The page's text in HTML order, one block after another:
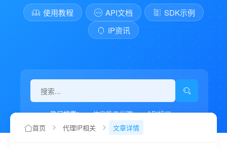
使用教程 API文档
SDK示例
IP资讯
热门搜索： 住宅静态代理ip
API接口
代理IP如何设置
首页 代理IP相关 文章详情